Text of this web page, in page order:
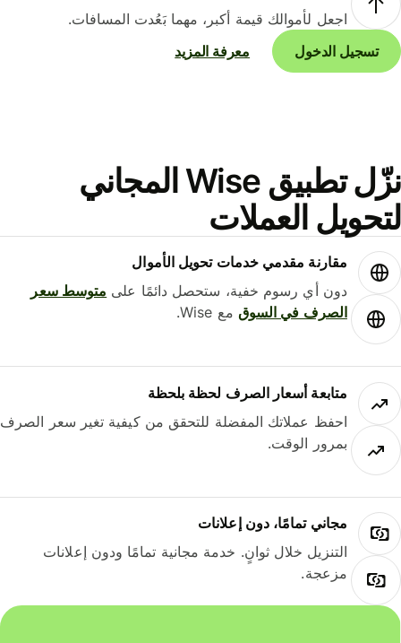
اجعل لأموالك قيمة أكبر، مهما بَعُدت المسافات.
تسجيل الدخول
معرفة المزيد
نزّل تطبيق Wise المجاني
العملات
مقارنة مقدمي خدمات تحويل الأموال
دون أي رسوم خفية، ستحصل دائمًا علىمتوسط ​​سعر
الصرف في السوقمع Wise.
متابعة أسعار الصرف لحظة بلحظة
احفظ عملاتك المفضلة للتحقق من كيفية تغير سعر الصرف
بمرور الوقت.
مجاني تمامًا، دون إعلانات
التنزيل خلال ثوانٍ. خدمة مجانية تمامًا ودون إعلانات
مزعجة.